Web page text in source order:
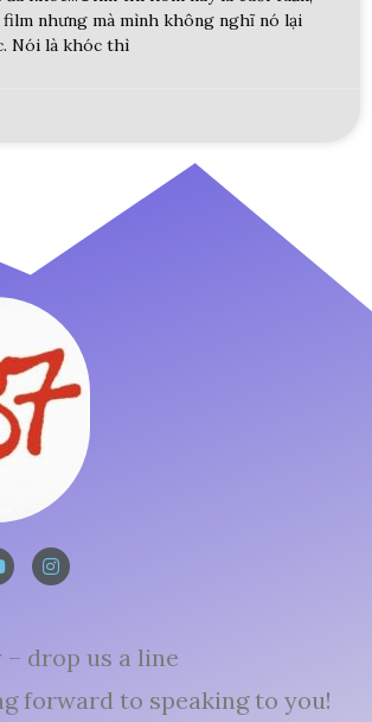
nhưng mà mình không nghĩ nó lại
Nói là khóc thì
– drop us a line
forward to speaking to you!